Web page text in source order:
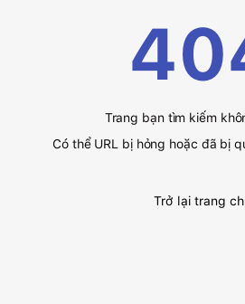
Trang bạn tìm kiếm
Có thể URL bị hỏng hoặc đã bị
Trở lại trang